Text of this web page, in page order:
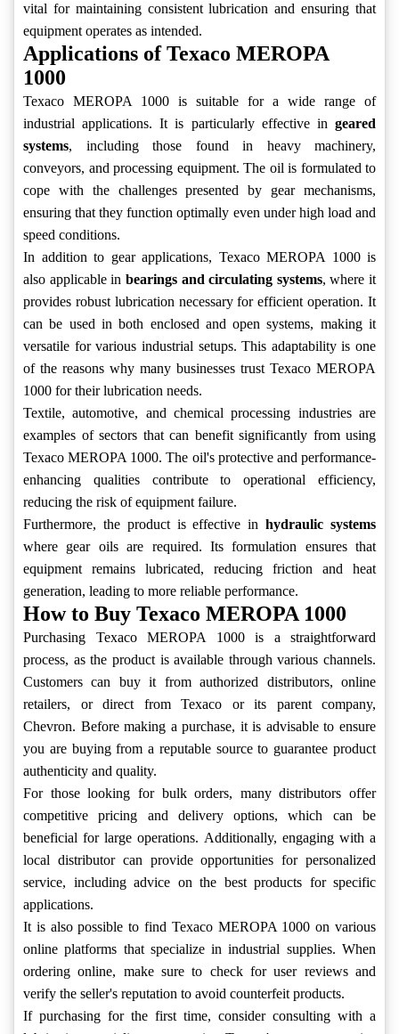
vital for maintaining consistent lubrication and ensuring that
equipment operates as intended.
Applications of Texaco MEROPA
1000
Texaco MEROPA 1000 is suitable for a wide range of
industrial applications. It is particularly effective in geared
systems, including those found in heavy machinery,
conveyors, and processing equipment. The oil is formulated to
cope with the challenges presented by gear mechanisms,
ensuring that they function optimally even under high load and
speed conditions.
In addition to gear applications, Texaco MEROPA 1000 is
also applicable in bearings and circulating systems, where it
provides robust lubrication necessary for efficient operation. It
can be used in both enclosed and open systems, making it
versatile for various industrial setups. This adaptability is one
of the reasons why many businesses trust Texaco MEROPA
1000 for their lubrication needs.
Textile, automotive, and chemical processing industries are
examples of sectors that can benefit significantly from using
Texaco MEROPA 1000. The oil's protective and performance-
enhancing qualities contribute to operational efficiency,
reducing the risk of equipment failure.
Furthermore, the product is effective inhydraulic systems
where gear oils are required. Its formulation ensures that
equipment remains lubricated, reducing friction and heat
generation, leading to more reliable performance.
How to Buy Texaco MEROPA 1000
Purchasing Texaco MEROPA 1000 is a straightforward
process, as the product is available through various channels.
Customers can buy it from authorized distributors, online
retailers, or direct from Texaco or its parent company,
Chevron. Before making a purchase, it is advisable to ensure
you are buying from a reputable source to guarantee product
authenticity and quality.
For those looking for bulk orders, many distributors offer
competitive pricing and delivery options, which can be
beneficial for large operations. Additionally, engaging with a
local distributor can provide opportunities for personalized
service, including advice on the best products for specific
applications.
It is also possible to find Texaco MEROPA 1000 on various
online platforms that specialize in industrial supplies. When
ordering online, make sure to check for user reviews and
verify the seller's reputation to avoid counterfeit products.
If purchasing for the first time, consider consulting with a